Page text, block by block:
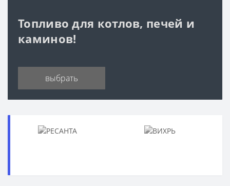
Топливо для котлов, печей и
каминов!
выбрать